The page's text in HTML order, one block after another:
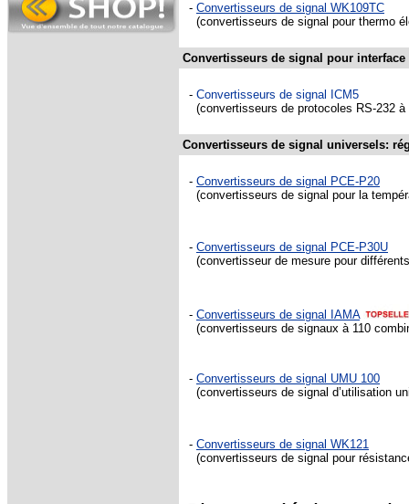
- Convertisseurs de signal WK109TC
(convertisseurs de signal pour thermo
Convertisseurs de signal pour interface
- Convertisseurs de signal ICM5
(convertisseurs de protocoles RS-232 à
Convertisseurs de signal universels:
- Convertisseurs de signal PCE-P20
(convertisseurs de signal pour la
- Convertisseurs de signal PCE-P30U
(convertisseur de mesure pour
- Convertisseurs de signal IAMA
(convertisseurs de signaux à 110
- Convertisseurs de signal UMU 100
(convertisseurs de signal d’utilisation
- Convertisseurs de signal WK121
(convertisseurs de signal pour